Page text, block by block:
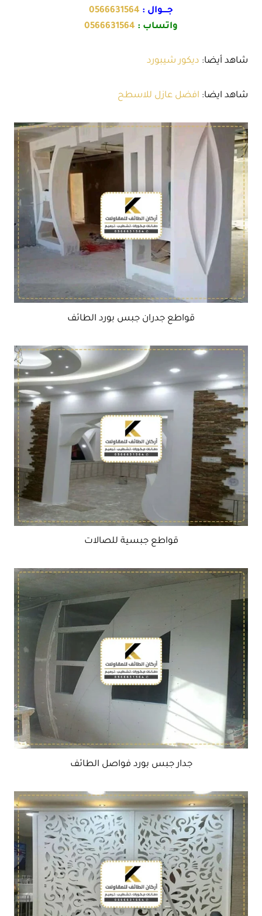
جــــوال : 0566631564
واتساب : 0566631564
شاهد أيضا: ديكور شيبورد
شاهد ايضا: افضل عازل للاسطح
قواطع جدران جبس بورد الطائف
قواطع جبسية للصالات
جدار جبس بورد فواصل الطائف